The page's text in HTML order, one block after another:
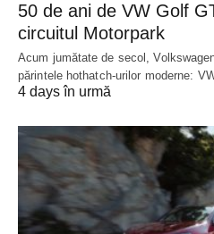
50 de ani de VW Golf
circuitul Motorpark
Acum jumătate de secol,
părintele hothatch-urilor moderne:
4 days în urmă